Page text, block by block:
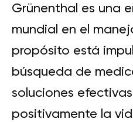
Grünenthal es una
mundial en el
propósito está
búsqueda de
soluciones
positivamente la